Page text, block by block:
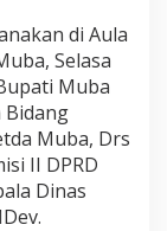
di Aula
Selasa
Muba
Bidang
Muba, Drs
II DPRD
Dinas